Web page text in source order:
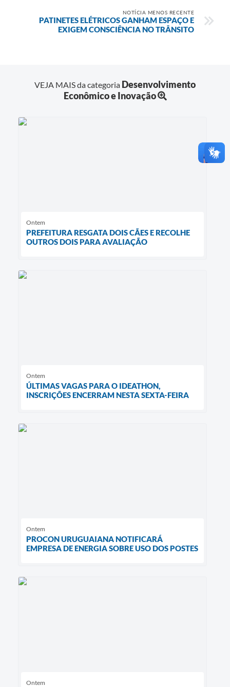
NOTÍCIA MENOS RECENTE
PATINETES ELÉTRICOS GANHAM ESPAÇO E
EXIGEM CONSCIÊNCIA NO TRÂNSITO
VEJA MAIS da categoria Desenvolvimento
Econômico e Inovação
Ontem
PREFEITURA RESGATA DOIS CÃES E RECOLHE
OUTROS DOIS PARA AVALIAÇÃO
Ontem
ÚLTIMAS VAGAS PARA O IDEATHON,
INSCRIÇÕES ENCERRAM NESTA SEXTA-FEIRA
Ontem
PROCON URUGUAIANA NOTIFICARÁ
EMPRESA DE ENERGIA SOBRE USO DOS POSTES
Ontem